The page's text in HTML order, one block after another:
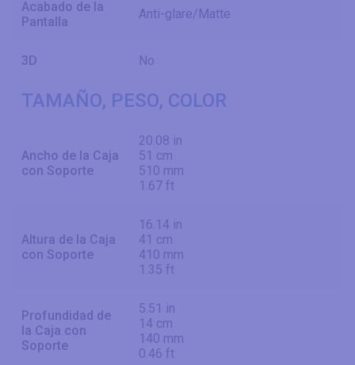
Acabado de la
Pantalla
Anti-glare/Matte
3D No
TAMAÑO, PESO, COLOR
Ancho de la Caja
con Soporte
20.08 in
51 cm
510 mm
1.67 ft
Altura de la Caja
con Soporte
16.14 in
41 cm
410 mm
1.35 ft
Profundidad de
la Caja con
Soporte
5.51 in
14 cm
140 mm
0.46 ft